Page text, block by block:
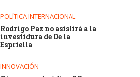
POLÍTICA INTERNACIONAL
Rodrigo Paz no asistirá a la
investidura de De la
Espriella
INNOVACIÓN